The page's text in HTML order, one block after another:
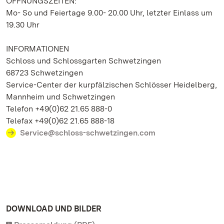
Mo- So und Feiertage 9.00- 20.00 Uhr, letzter Einlass um
19.30 Uhr
INFORMATIONEN
Schloss und Schlossgarten Schwetzingen
68723 Schwetzingen
Service-Center der kurpfälzischen Schlösser Heidelberg,
Mannheim und Schwetzingen
Telefon +49(0)62 21.65 888-0
Telefax +49(0)62 21.65 888-18
Service@schloss-schwetzingen.com
DOWNLOAD UND BILDER